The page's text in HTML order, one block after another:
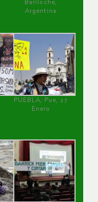
Bariloche,
Argentina
PUEBLA, Pue, 27
Enero